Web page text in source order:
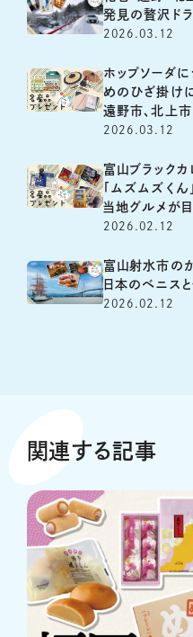
発見の贅沢ド
2026.03.12
ホップソーダに
めのひざ掛け
遠野市、北上
2026.03.12
富山ブラックカ
「ムズムズく
当地グルメが
2026.02.12
富山射水市の
日本のベニス
2026.02.12
関連する記事